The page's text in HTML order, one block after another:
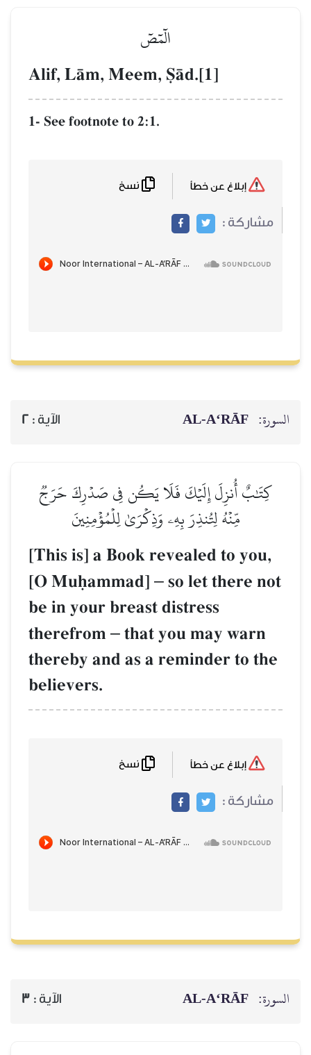
الٓمٓصٓ
Alif, LŒm, Meem, êŒd.[1]
1- See footnote to 2:1.
مشاركة :
السورة: AL‑A‘RĀF الآية : 2
كِتَٰبٌ أُنزِلَ إِلَيۡكَ فَلَا يَكُن فِي صَدۡرِكَ حَرَجٞ
مِّنۡهُ لِتُنذِرَ بِهِۦ وَذِكۡرَىٰ لِلۡمُؤۡمِنِينَ
[This is] a Book revealed to you,
[O Muúammad] – so let there not
be in your breast distress
therefrom – that you may warn
thereby and as a reminder to the
believers.
مشاركة :
السورة: AL‑A‘RĀF الآية : 3